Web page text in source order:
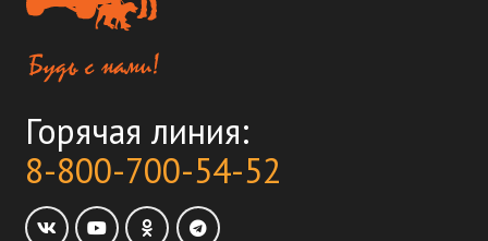
Горячая линия:
8-800-700-54-52